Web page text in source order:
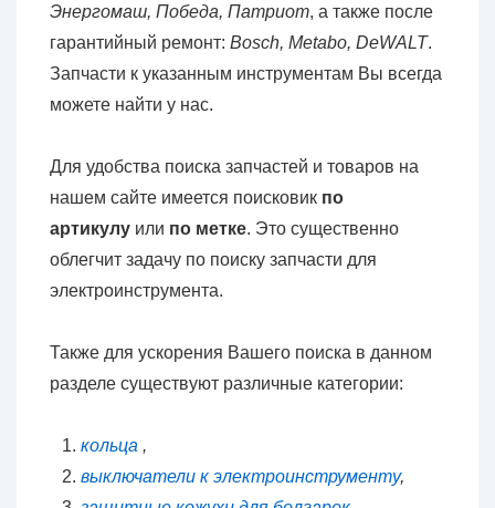
Энергомаш, Победа, Патриот, а также после
гарантийный ремонт: Bosch, Metabo, DeWALT.
Запчасти к указанным инструментам Вы всегда
можете найти у нас.
Для удобства поиска запчастей и товаров на
нашем сайте имеется поисковик по
артикулу или по метке. Это существенно
облегчит задачу по поиску запчасти для
электроинструмента.
Также для ускорения Вашего поиска в данном
разделе существуют различные категории:
кольца ,
выключатели к электроинструменту,